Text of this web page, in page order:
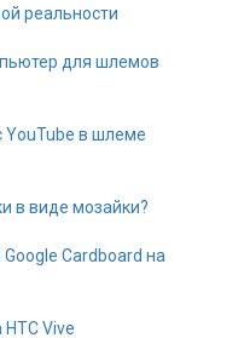
реальности
для шлемов
YouTube в шлеме
в виде мозайки?
Cardboard на
Vive